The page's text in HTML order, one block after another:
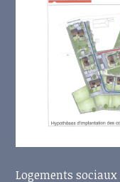
Logements